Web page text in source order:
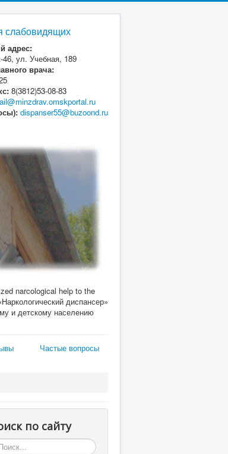
слабовидящих
адрес:
ул. Учебная, 189
врача:
8(3812)53-08-83
dispanser55@buzoond.ru
narcological help to the
диспансер»
и детскому населению
Частые вопросы
по сайту